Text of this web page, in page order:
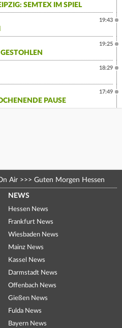
SEMTEX IM SPIEL
19:43
19:25
18:29
PAUSE
17:49
Air >>> Guten Morgen Hessen
NEWS
Hessen News
Frankfurt News
Wiesbaden News
Mainz News
Kassel News
Darmstadt News
Offenbach News
Gießen News
Fulda News
Bayern News